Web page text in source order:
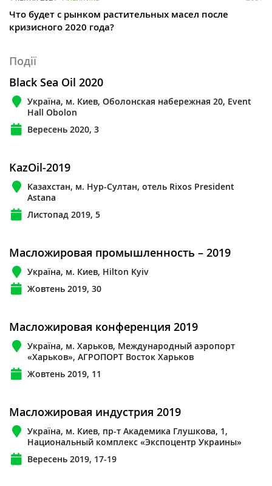
Что будет с рынком растительных масел после
кризисного 2020 года?
Події
Black Sea Oil 2020
Україна, м. Киев, Оболонская набережная 20, Event
Hall Obolon
Вересень 2020, 3
KazOil-2019
Казахстан, м. Нур-Султан, отель Rixos President
Astana
Листопад 2019, 5
Масложировая промышленность – 2019
Україна, м. Киев, Hilton Kyiv
Жовтень 2019, 30
Масложировая конференция 2019
Україна, м. Харьков, Международный аэропорт
«Харьков», АГРОПОРТ Восток Харьков
Жовтень 2019, 11
Масложировая индустрия 2019
Україна, м. Киев, пр-т Академика Глушкова, 1,
Национальный комплекс «Экспоцентр Украины»
Вересень 2019, 17-19